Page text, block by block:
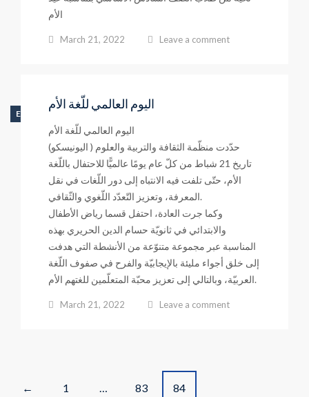
الأم
March 21, 2022 Leave a comment
ELEMENTARY SCHOOL
اليوم العالمي للّغة الأم
اليوم العالمي للّغة الأم
حدّدت منظّمة الثقافة والتربية والعلوم ( اليونيسكو)
تاريخ 21 شباط من كلّ عام يومًا عالميًّا للاحتفال باللّغة
الأم، حتّى تلفت فيه الانتباه إلى دور اللّغات في نقل
المعرفة، وتعزيز التّعدّد اللّغوي والثّقافي.
وكما جرت العادة، احتفل قسما رياض الأطفال
والابتدائي في ثانويّة حسام الدين الحريري بهذه
المناسبة عبر مجموعة متنوّعة من الأنشطة التي هدفت
إلى خلق أجواء مليئة بالإيجابيّة والفرح في صفوف اللّغة
العربيّة، وبالتالي إلى تعزيز محبّة المتعلّمين للغتهم الأم.
March 21, 2022 Leave a comment
P← 1 … 83 84